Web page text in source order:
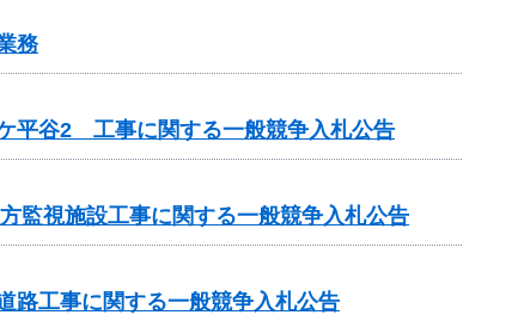
務
平谷2 工事に関する一般競争入札公告
視施設工事に関する一般競争入札公告
路工事に関する一般競争入札公告